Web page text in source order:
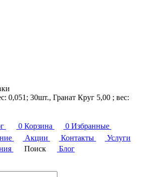
0,051; 30шт., Гранат Круг 5,00 ; вес:
0 Корзина 0 Избранные
Акции Контакты
Услуги
Поиск
Блог